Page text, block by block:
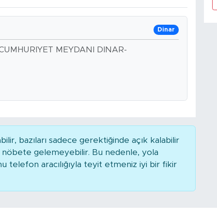
Dinar
MEYDANI DINAR-
bazıları sadece gerektiğinde açık kalabilir
gelemeyebilir. Bu nedenle, yola
telefon aracılığıyla teyit etmeniz iyi bir fikir